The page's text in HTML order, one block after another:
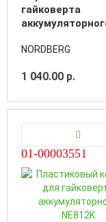
гайковерта
NORDBERG
1 040.00 р.
01-00003551